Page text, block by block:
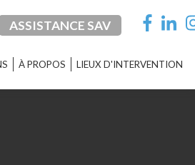
ASSISTANCE SAV
À PROPOS LIEUX D'INTERVENTION